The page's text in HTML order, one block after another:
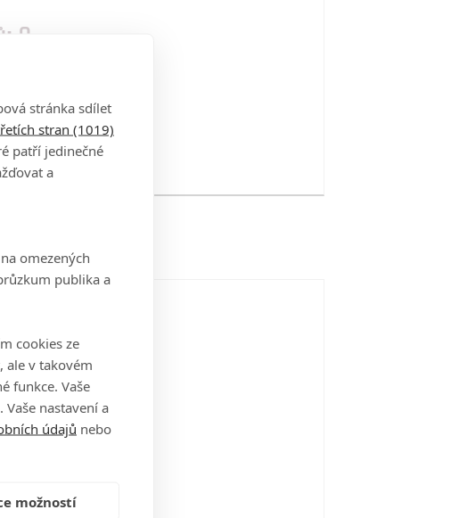
0
stránka sdílet
stran (1019)
patří jedinečné
a
omezených
publika a
cookies ze
ale v takovém
funkce. Vaše
nastavení a
údajů nebo
možností